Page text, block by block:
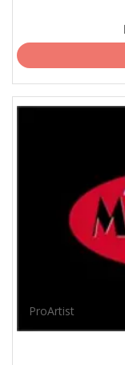
ProArtist